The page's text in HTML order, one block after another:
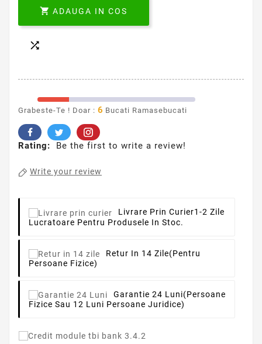
 ADAUGA IN COS

Grabeste-Te ! Doar : 6 Bucati Ramasebucati
Rating: Be the first to write a review!
Write your review
Livrare Prin Curier1-2 Zile
Lucratoare Pentru Produsele In Stoc.
Retur In 14 Zile(pentru
Persoane Fizice)
Garantie 24 Luni(persoane
Fizice Sau 12 Luni Persoane Juridice)